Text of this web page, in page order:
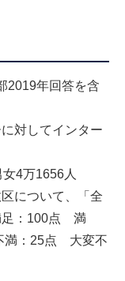
2019年回答を含
対してインター
4万1656人
について、「全
足：100点 満
満：25点 大変不